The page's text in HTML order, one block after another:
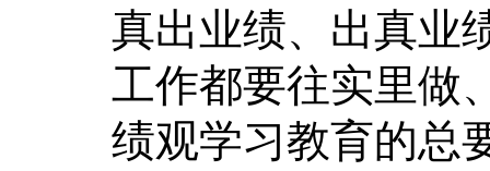
真出业绩、出真业
工作都要往实里做
绩观学习教育的总